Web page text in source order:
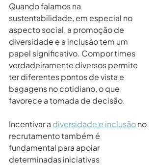
Quando falamos na
sustentabilidade, em especial no
aspecto social, a promoção de
diversidade e a inclusão tem um
papel significativo. Compor times
verdadeiramente diversos permite
ter diferentes pontos de vista e
bagagens no cotidiano, o que
favorece a tomada de decisão.
Incentivar a diversidade e inclusão no
recrutamento também é
fundamental para apoiar
determinadas iniciativas